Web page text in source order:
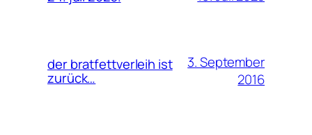
der bratfettverleih ist
zurück…
3. September
2016